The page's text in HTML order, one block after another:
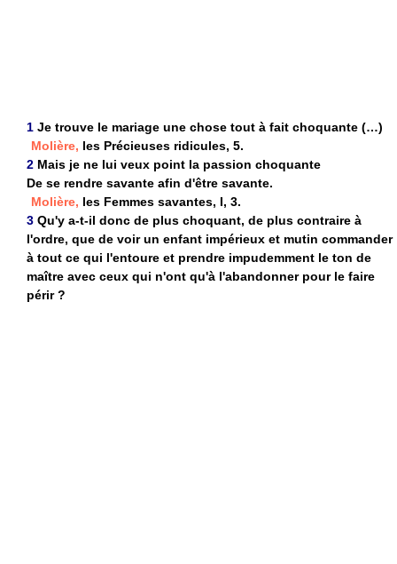
1 Je trouve le mariage une chose tout à fait choquante (…)
Molière, les Précieuses ridicules, 5.
2 Mais je ne lui veux point la passion choquante
De se rendre savante afin d'être savante.
Molière, les Femmes savantes, I, 3.
3 Qu'y a-t-il donc de plus choquant, de plus contraire à
l'ordre, que de voir un enfant impérieux et mutin commander
à tout ce qui l'entoure et prendre impudemment le ton de
maître avec ceux qui n'ont qu'à l'abandonner pour le faire
périr ?